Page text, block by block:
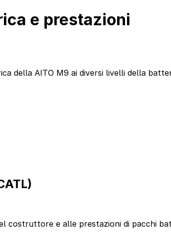
e prestazioni
della AITO M9 ai diversi livelli della
costruttore e alle prestazioni di pacchi